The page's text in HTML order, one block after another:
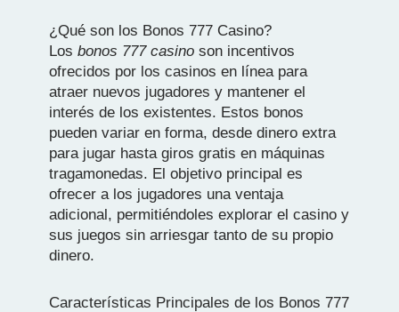
¿Qué son los Bonos 777 Casino?
Losbonos 777 casino son incentivos
ofrecidos por los casinos en línea para
atraer nuevos jugadores y mantener el
interés de los existentes. Estos bonos
pueden variar en forma, desde dinero extra
para jugar hasta giros gratis en máquinas
tragamonedas. El objetivo principal es
ofrecer a los jugadores una ventaja
adicional, permitiéndoles explorar el casino y
sus juegos sin arriesgar tanto de su propio
dinero.
Características Principales de los Bonos 777